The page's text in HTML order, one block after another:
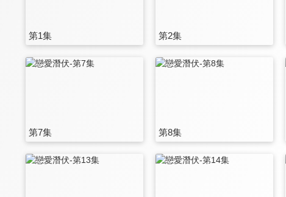
第1集 第2集
第7集 第8集